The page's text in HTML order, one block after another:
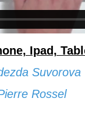
Ipad,
Suvorova
Rossel